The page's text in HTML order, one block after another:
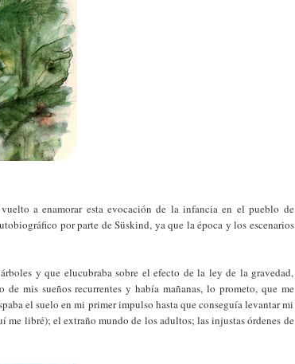
a enamorar esta evocación de la infancia en el pueblo de
por parte de Süskind, ya que la época y los escenarios
y que elucubraba sobre el efecto de la ley de la gravedad,
mis sueños recurrentes y había mañanas, lo prometo, que me
el suelo en mi primer impulso hasta que conseguía levantar mi
me libré); el extraño mundo de los adultos; las injustas órdenes de